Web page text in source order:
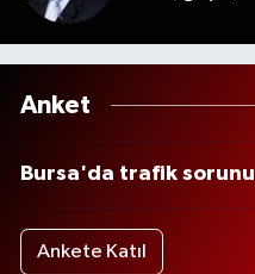
Anket
Bursa'da trafik
Ankete Katıl